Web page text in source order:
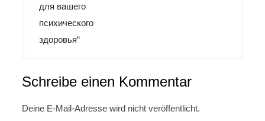
a
g
s
a
i
для вашего
психического
здоровья“
Schreibe einen Kommentar
Deine E-Mail-Adresse wird nicht veröffentlicht.